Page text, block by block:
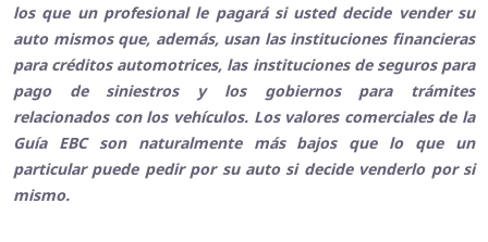
los que un profesional le pagará si usted decide vender su
auto mismos que, además, usan las instituciones financieras
para créditos automotrices, las instituciones de seguros para
pago de siniestros y los gobiernos para trámites
relacionados con los vehículos. Los valores comerciales de la
Guía EBC son naturalmente más bajos que lo que un
particular puede pedir por su auto si decide venderlo por si
mismo.